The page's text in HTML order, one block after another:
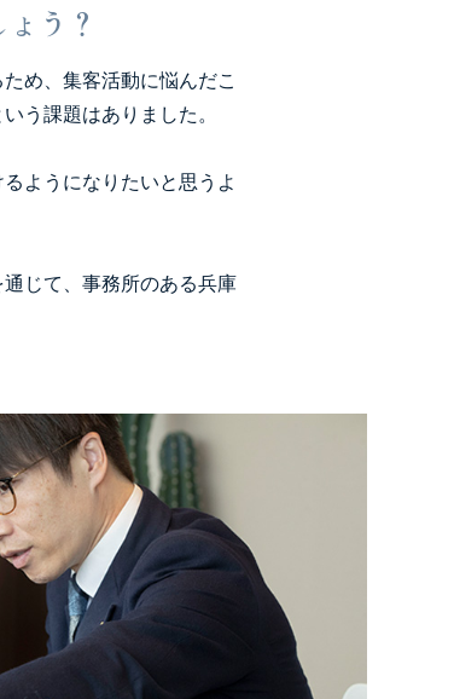
う？
め、集客活動に悩んだこ
う課題はありました。
ようになりたいと思うよ
じて、事務所のある兵庫